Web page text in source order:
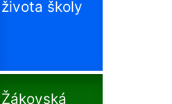
života školy
Žákovská